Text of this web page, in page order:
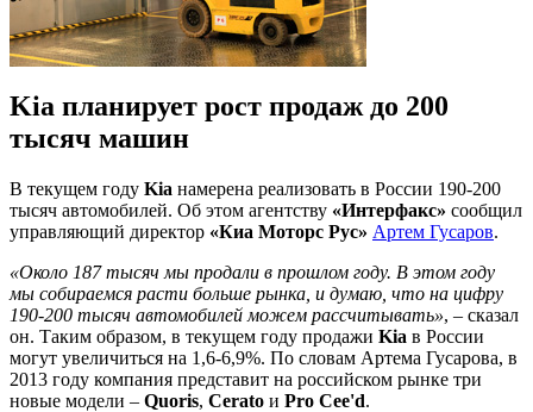
Kia планирует рост продаж до 200
тысяч машин
В текущем году Kia намерена реализовать в России 190-200
тысяч автомобилей. Об этом агентству «Интерфакс» сообщил
управляющий директор «Киа Моторс Рус» Артем Гусаров.
«Около 187 тысяч мы продали в прошлом году. В этом году
мы собираемся расти больше рынка, и думаю, что на цифру
190-200 тысяч автомобилей можем рассчитывать», – сказал
он. Таким образом, в текущем году продажи Kia в России
могут увеличиться на 1,6-6,9%. По словам Артема Гусарова, в
2013 году компания представит на российском рынке три
новые модели – Quoris, Cerato и Pro Cee'd.